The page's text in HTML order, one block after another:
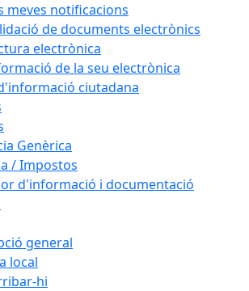
meves notificacions
de documents electrònics
electrònica
de la seu electrònica
ciutadana
Genèrica
/ Impostos
d'informació i documentació
general
local
hi